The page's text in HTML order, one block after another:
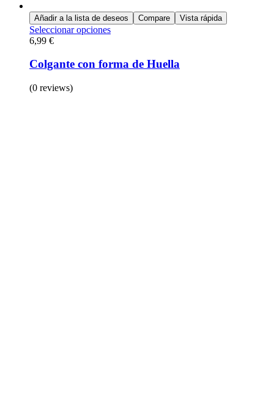
Añadir a la lista de deseos Compare Vista rápida
Seleccionar opciones
6,99 €
Colgante con forma de Huella
(0 reviews)